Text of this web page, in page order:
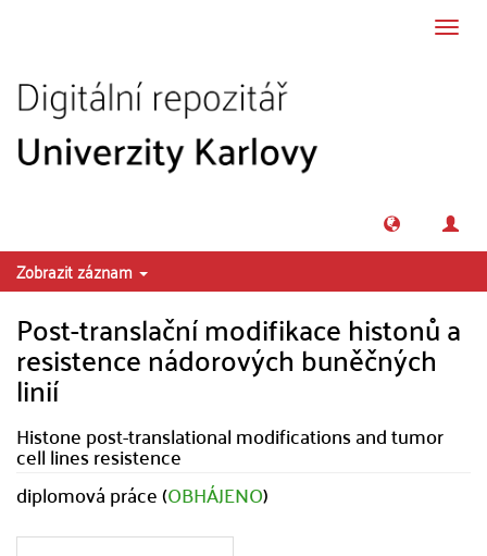
Zobrazit záznam
Post-translační modifikace histonů a
resistence nádorových buněčných
linií
Histone post-translational modifications and tumor
cell lines resistence
diplomová práce (OBHÁJENO)